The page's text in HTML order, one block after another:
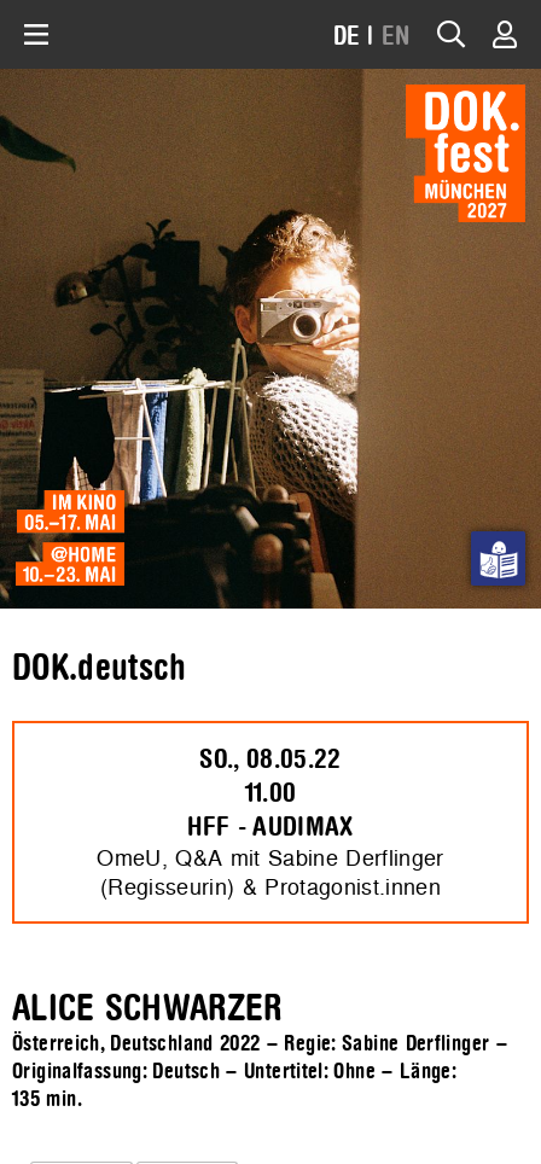
DE | EN
DOK.deutsch
SO., 08.05.22
11.00
HFF - AUDIMAX
OmeU, Q&A mit Sabine Derflinger
(Regisseurin) & Protagonist.innen
ALICE SCHWARZER
Österreich, Deutschland 2022 – Regie: Sabine Derflinger –
Originalfassung: Deutsch – Untertitel: Ohne – Länge:
135 min.